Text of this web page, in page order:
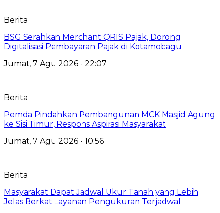
Berita
‎BSG Serahkan Merchant QRIS Pajak, Dorong
Digitalisasi Pembayaran Pajak di Kotamobagu
Jumat, 7 Agu 2026 - 22:07
Berita
Pemda Pindahkan Pembangunan MCK Masjid Agung
ke Sisi Timur, Respons Aspirasi Masyarakat
Jumat, 7 Agu 2026 - 10:56
Berita
Masyarakat Dapat Jadwal Ukur Tanah yang Lebih
Jelas Berkat Layanan Pengukuran Terjadwal